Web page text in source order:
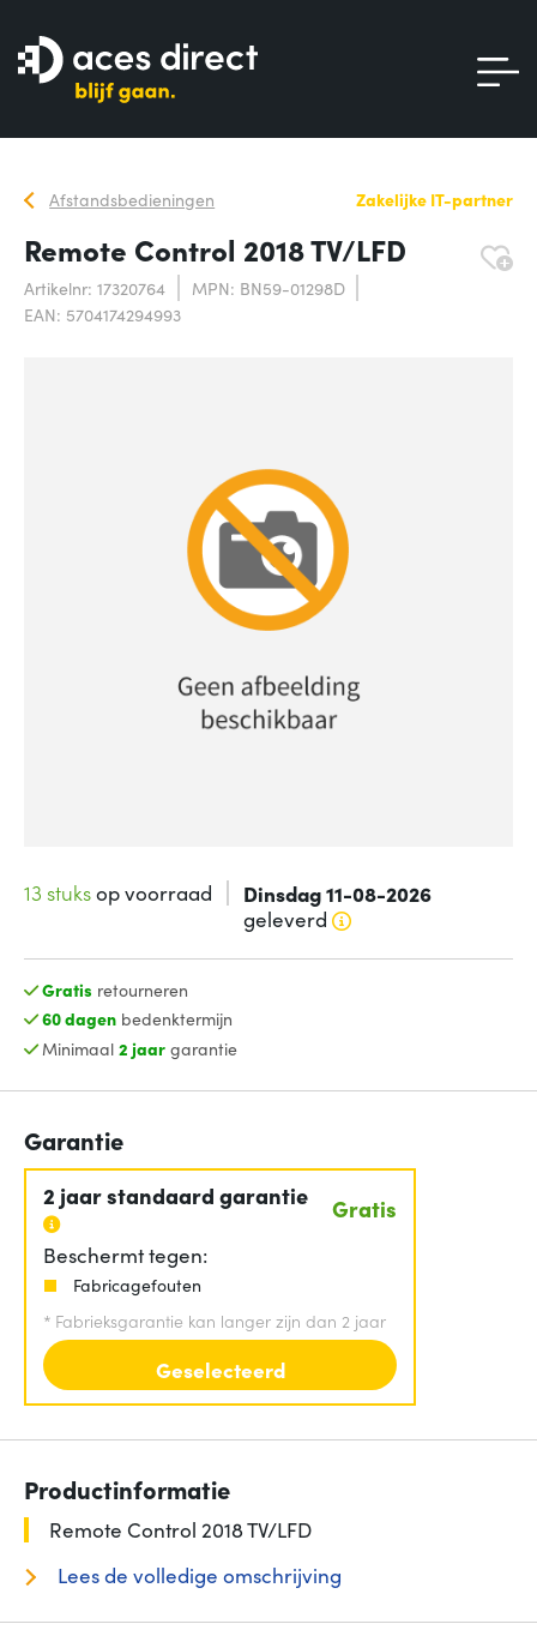
Afstandsbedieningen Zakelijke IT-partner
Remote Control 2018 TV/LFD
Artikelnr: 17320764
MPN: BN59-01298D
EAN: 5704174294993
13 stuksop voorraad Dinsdag 11-08-2026
geleverd
Gratis retourneren
60 dagenbedenktermijn
Minimaal 2 jaargarantie
Garantie
2 jaar standaard garantie Gratis
Beschermt tegen:
Fabricagefouten
* Fabrieksgarantie kan langer zijn dan 2 jaar
Geselecteerd
Productinformatie
Remote Control 2018 TV/LFD
Lees de volledige omschrijving